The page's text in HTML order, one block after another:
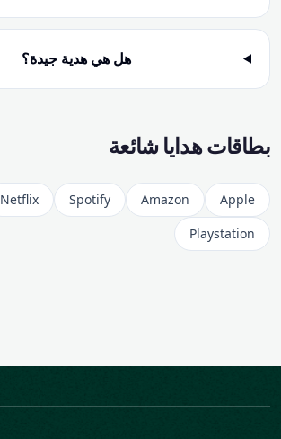
هل هي هدية جيدة؟
بطاقات هدايا شائعة
Apple
Amazon
Spotify
Netflix
Playstation